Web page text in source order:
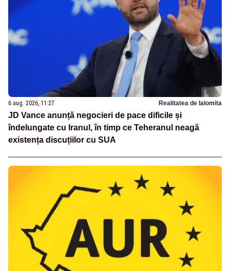
6 aug. 2026, 11:27 Realitatea de Ialomita
JD Vance anunță negocieri de pace dificile și
îndelungate cu Iranul, în timp ce Teheranul neagă
existența discuțiilor cu SUA